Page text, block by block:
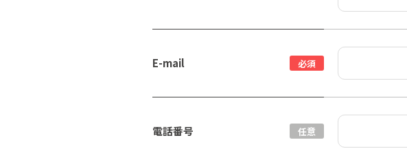
E-mail 必須
電話番号 任意